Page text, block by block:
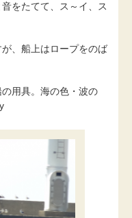
をたてて、ス～イ、ス
、船上はロープをのば
用具。海の色・波の